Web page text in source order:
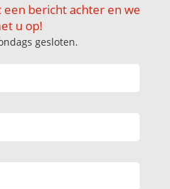
bericht achter en we
u op!
gesloten.